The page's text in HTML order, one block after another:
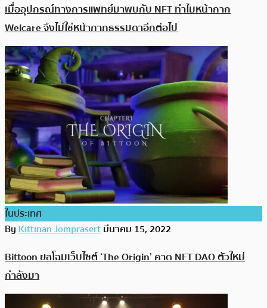
เมื่ออุปกรณ์ทางการแพทย์มาพบกับ NFT ทำไมหน้ากาก
Welcare จึงไม่ใช่หน้ากากธรรมดาอีกต่อไป
ในประเทศ
ByKittinan Jomprasertมีนาคม 15, 2022
Bittoon ยลโฉมเว็บไซต์ ‘The Origin’ คาด NFT DAO ตัวใหม่
กำลังมา